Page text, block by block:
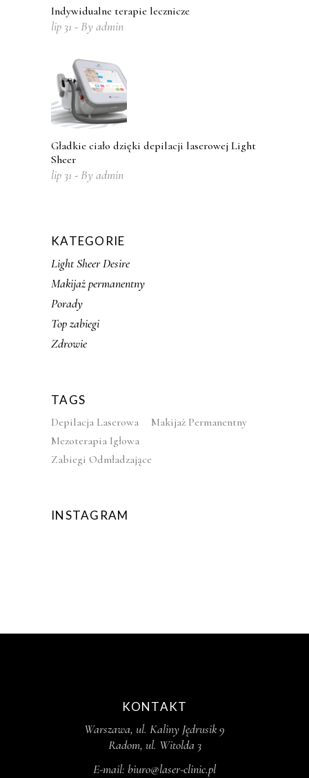
Indywidualne terapie lecznicze
lip 31 Byadmin
Gładkie ciało dzięki depilacji laserowej Light
Sheer
lip 31 Byadmin
KATEGORIE
Light Sheer Desire
Makijaż permanentny
Porady
Top zabiegi
Zdrowie
TAGS
Depilacja Laserowa
Makijaż Permanentny
Mezoterapia Igłowa
Zabiegi Odmładzające
INSTAGRAM
KONTAKT
Warszawa, ul. Kaliny Jędrusik 9
Radom, ul. Witolda 3
E-mail: biuro@laser-clinic.pl